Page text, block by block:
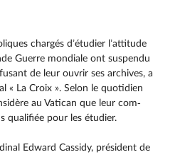
chargés d’étudier l’attitude
Guerre mondiale ont suspendu
de leur ouvrir ses archives, a
« La Croix ». Selon le quotidien
au Vatican que leur com­
qualifiée pour les étudier.
Edward Cassidy, président de